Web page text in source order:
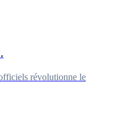
révolutionne le